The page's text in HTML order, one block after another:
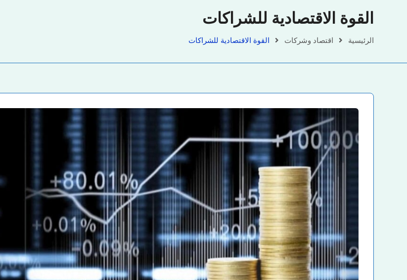
القوة الاقتصادية للشراكات
الرئيسية اقتصاد وشركات القوة الاقتصادية للشراكات